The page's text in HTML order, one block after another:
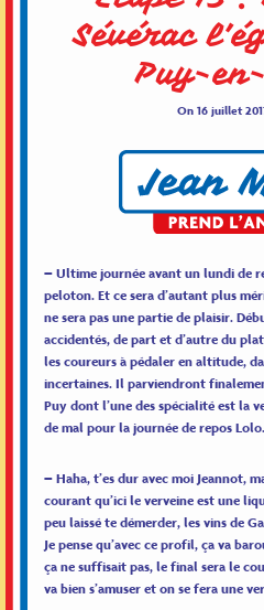
Sévérac
Puy-
On 16 juillet
– Ultime journée avant un lundi de
peloton. Et ce sera d’autant plus
ne sera pas une partie de plaisir.
accidentés, de part et d’autre du
les coureurs à pédaler en altitude,
incertaines. Il parviendront
Puy dont l’une des spécialité est la
de mal pour la journée de repos Lolo.
– Haha, t’es dur avec moi Jeannot,
courant qu’ici le verveine est une
peu laissé te démerder, les vins de
Je pense qu’avec ce profil, ça va
ça ne suffisait pas, le final sera le
va bien s’amuser et on se fera une